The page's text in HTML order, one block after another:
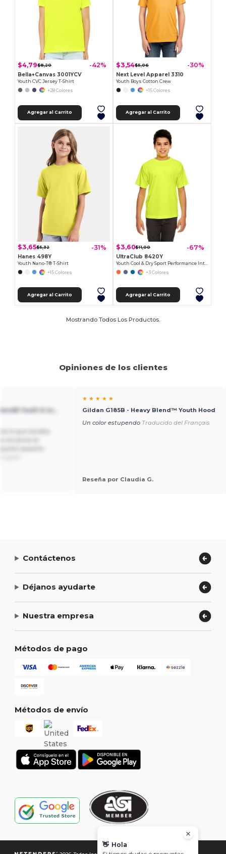
$4,79$8,20 -42%
Bella+Canvas 3001YCV
Youth CVC Jersey T-Shirt
+28 Colores
Agregar al Carrito
$3,54$5,06 -30%
Next Level Apparel 3310
Youth Boys Cotton Crew
+15 Colores
Agregar al Carrito
$3,65$5,32 -31%
Hanes 498Y
Youth Nano-T® T-Shirt
+15 Colores
Agregar al Carrito
$3,60$11,00 -67%
UltraClub 8420Y
Youth Cool & Dry Sport Performance Interlock T-Shirt
+3 Colores
Agregar al Carrito
Mostrando Todos Los Productos.
Opiniones de los clientes
Youth 6 oz.,
★ ★ ★ ★ ★
Gildan G185B - Heavy Blend™ Youth Hood
Un color estupendo Traducido del Français
Reseña por Claudia G.
Contáctenos
Déjanos ayudarte
Nuestra empresa
Métodos de pago
Métodos de envío
👋 Hola